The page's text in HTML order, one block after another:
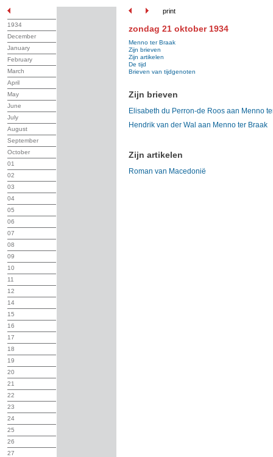
print
1934
December
January
February
March
April
May
June
July
August
September
October
01
02
03
04
05
06
07
08
09
10
11
12
14
15
16
17
18
19
20
21
22
23
24
25
26
27
zondag 21 oktober 1934
Menno ter Braak
Zijn brieven
Zijn artikelen
De tijd
Brieven van tijdgenoten
Zijn brieven
Elisabeth du Perron-de Roos aan Menno
Hendrik van der Wal aan Menno ter Braak
Zijn artikelen
Roman van Macedonië